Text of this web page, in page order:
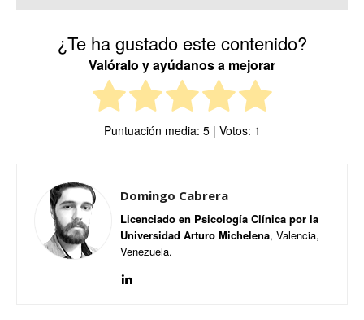
¿Te ha gustado este contenido?
Valóralo y ayúdanos a mejorar
Puntuación media: 5| Votos: 1
Domingo Cabrera
Licenciado en Psicología Clínica por la
Universidad Arturo Michelena, Valencia,
Venezuela.